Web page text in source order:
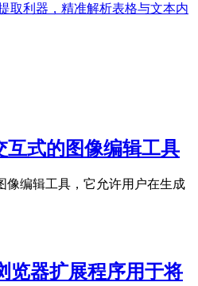
取利器，精准解析表格与文本内
互式的图像编辑工具
像编辑工具，它允许用户在生成
览器扩展程序用于将